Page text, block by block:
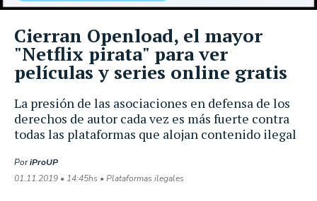
La presión de las asociaciones en defensa de los
derechos de autor cada vez es más fuerte contra
todas las plataformas que alojan contenido ilegal
PoriProUP
01.11.2019 • 14:45hs • Plataformas ilegales
Cierran Openload, el mayor
"Netflix pirata" para ver
películas y series online gratis